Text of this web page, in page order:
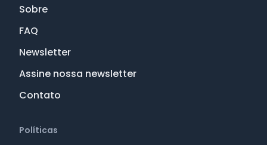
Sobre
FAQ
Newsletter
Assine nossa newsletter
Contato
Políticas